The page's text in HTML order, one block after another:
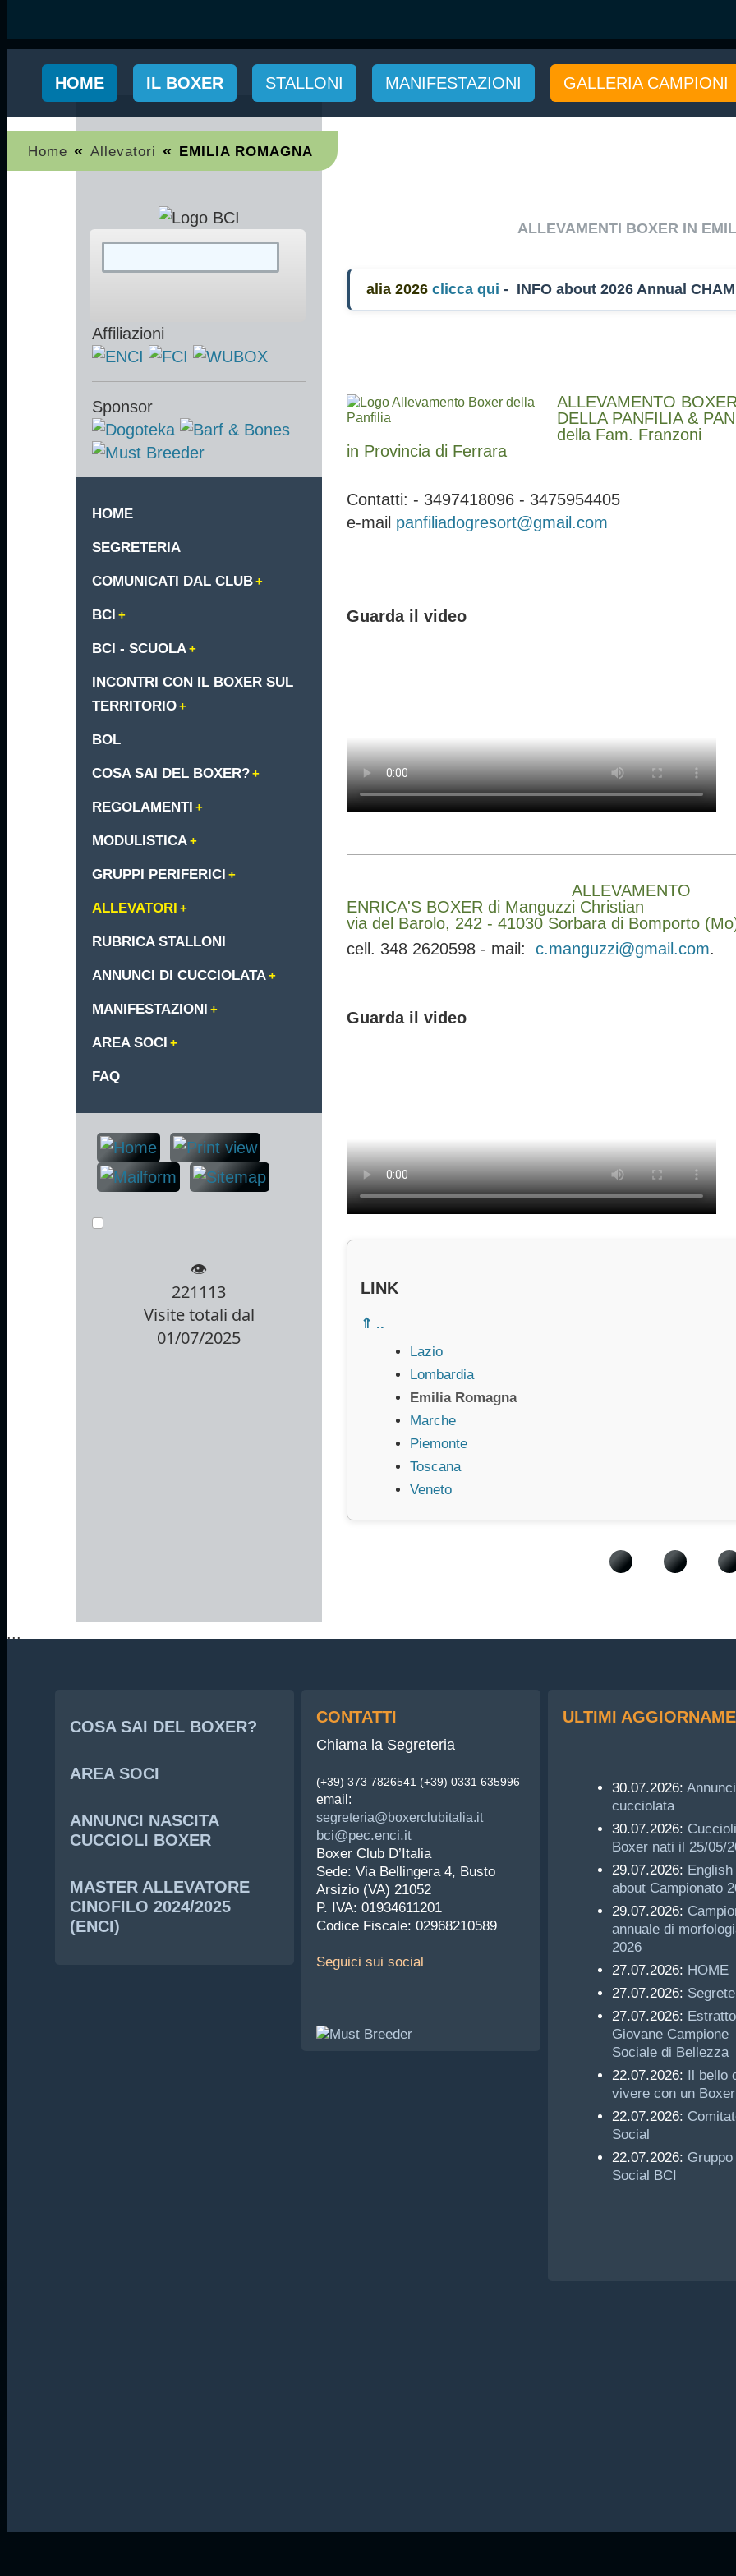
HOME IL BOXER STALLONI MANIFESTAZIONI GALLERIA CAMPIONI
Home « Allevatori « EMILIA ROMAGNA
ALLEVAMENTI BOXER IN
ia 2026 clicca qui- INFO about 2026 Annual
ALLEVAMENTO
DELLA PANFILIA &
della Fam. Franzoni
in Provincia di Ferrara
Contatti: - 3497418096 - 3475954405
e-mail panfiliadogresort@gmail.com
Guarda il video
ALLEVAMENTO
ENRICA'S BOXER di Manguzzi Christian
via del Barolo, 242 - 41030 Sorbara di Bomporto
cell. 348 2620598 - mail: c.manguzzi@gmail.com.
Guarda il video
LINK
⇑ ..
Lazio
Lombardia
Emilia Romagna
Marche
Piemonte
Toscana
Veneto
Affiliazioni
Sponsor
HOME
SEGRETERIA
COMUNICATI DAL CLUB
BCI
BCI - SCUOLA
INCONTRI CON IL BOXER SUL
TERRITORIO
BOL
COSA SAI DEL BOXER?
REGOLAMENTI
MODULISTICA
GRUPPI PERIFERICI
ALLEVATORI
RUBRICA STALLONI
ANNUNCI DI CUCCIOLATA
MANIFESTAZIONI
AREA SOCI
FAQ
👁️
221113
Visite totali dal
01/07/2025
...
COSA SAI DEL BOXER?
AREA SOCI
ANNUNCI NASCITA
CUCCIOLI BOXER
MASTER ALLEVATORE
CINOFILO 2024/2025
(ENCI)
CONTATTI
Chiama la Segreteria
(+39) 373 7826541 (+39) 0331 635996
email:
segreteria@boxerclubitalia.it
bci@pec.enci.it
Boxer Club D’Italia
Sede: Via Bellingera 4, Busto
Arsizio (VA) 21052
P. IVA: 01934611201
Codice Fiscale: 02968210589
Seguici sui social
ULTIMI
30.07.2026:
cucciolata
30.07.2026: Cuccioli
Boxer nati il 25/05/
29.07.2026: English
about Campionato
29.07.2026:
annuale di
2026
27.07.2026: HOME
27.07.2026:
27.07.2026: Estratto
Giovane Campione
Sociale di Bellezza
22.07.2026: Il bello
vivere con un Boxer
22.07.2026:
Social
22.07.2026: Gruppo
Social BCI